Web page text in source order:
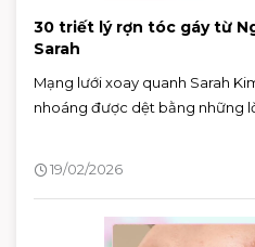
30 triết lý rợn tóc gáy từ
Sarah
Mạng lưới xoay quanh Sarah
nhoáng được dệt bằng những
19/02/2026